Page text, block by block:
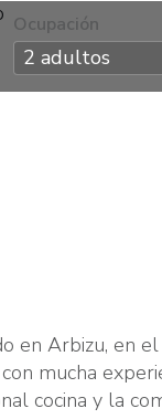
Ocupación
en Arbizu, en
mucha
cocina y la